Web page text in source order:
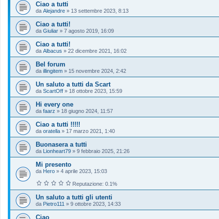
Ciao a tutti
da Alejandre » 13 settembre 2023, 8:13
Ciao a tutti!
da Giuliar » 7 agosto 2019, 16:09
Ciao a tutti!
da Albacus » 22 dicembre 2021, 16:02
Bel forum
da illingitem » 15 novembre 2024, 2:42
Un saluto a tutti da Scart
da ScartOff » 18 ottobre 2023, 15:59
Hi every one
da faarz » 18 giugno 2024, 11:57
Ciao a tutti !!!!!
da oratella » 17 marzo 2021, 1:40
Buonasera a tutti
da Lionheart79 » 9 febbraio 2025, 21:26
Mi presento
da Hero » 4 aprile 2023, 15:03
Reputazione: 0.1%
Un saluto a tutti gli utenti
da Pietro111 » 9 ottobre 2023, 14:33
Ciao